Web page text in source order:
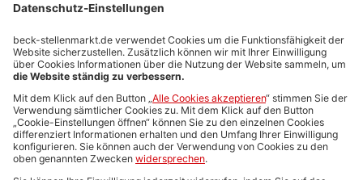
Stellenmarktpreise
Anzeigen-AGB
Media-Daten
Newsletteranmeldung
Produktübersicht
ALLGEMEIN